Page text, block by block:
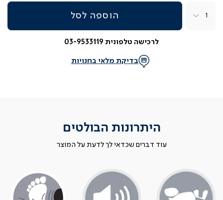
הוספה לסל
לרכישה טלפונית 03-9533119
בדיקת מלאי בחנויות
היתרונות הבולטים
עוד דברים שכדאי לך לדעת על המוצר